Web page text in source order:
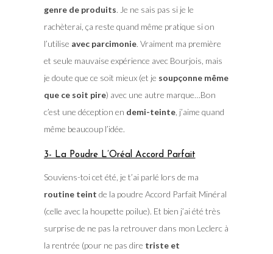
genre de produits. Je ne sais pas si je le
rachèterai, ça reste quand même pratique si on
l’utilise avec parcimonie. Vraiment ma première
et seule mauvaise expérience avec Bourjois, mais
je doute que ce soit mieux (et je soupçonne même
que ce soit pire) avec une autre marque…Bon
c’est une déception en demi-teinte, j’aime quand
même beaucoup l’idée.
3- La Poudre L’Oréal Accord Parfait
Souviens-toi cet été, je t’ai parlé lors de ma
routine teint de la poudre Accord Parfait Minéral
(celle avec la houpette poilue). Et bien j’ai été très
surprise de ne pas la retrouver dans mon Leclerc à
la rentrée (pour ne pas dire triste et